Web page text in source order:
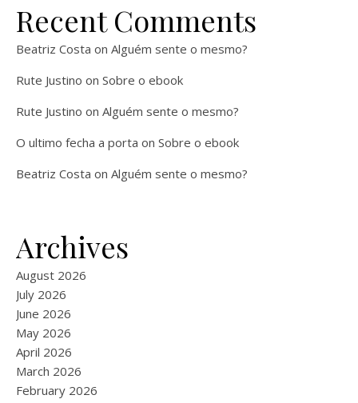
Recent Comments
Beatriz Costa on Alguém sente o mesmo?
Rute Justino on Sobre o ebook
Rute Justino on Alguém sente o mesmo?
O ultimo fecha a porta on Sobre o ebook
Beatriz Costa on Alguém sente o mesmo?
Archives
August 2026
July 2026
June 2026
May 2026
April 2026
March 2026
February 2026